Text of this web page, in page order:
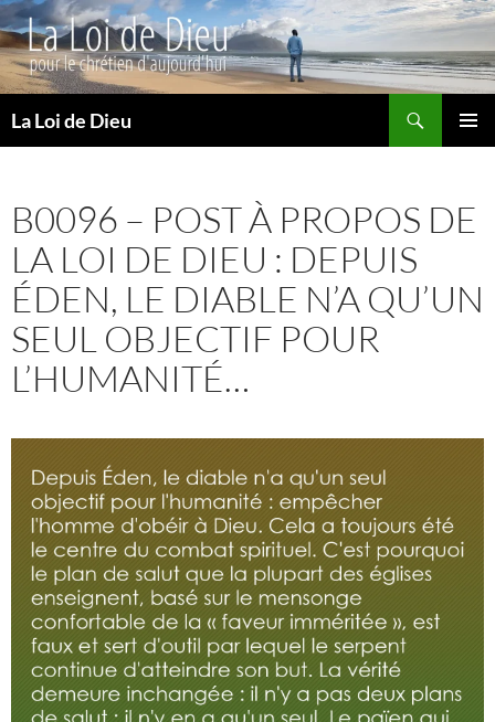
La Loi de Dieu
B0096 – POST À PROPOS DE
LA LOI DE DIEU : DEPUIS
ÉDEN, LE DIABLE N’A QU’UN
SEUL OBJECTIF POUR
L’HUMANITÉ…